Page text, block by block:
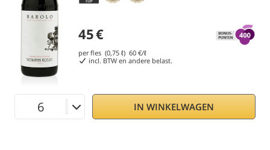
45€
per fles (0,75 ℓ) 60 €/ℓ
incl. BTW en andere belast.
IN WINKELWAGEN